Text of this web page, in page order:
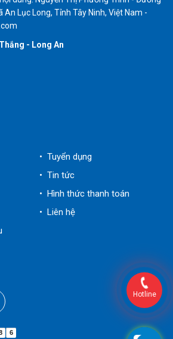
An Lục Long, Tỉnh Tây Ninh, Việt Nam -
- Long An
• Tuyển dụng
• Tin tức
• Hình thức thanh toán
• Liên hệ
6
Hotline